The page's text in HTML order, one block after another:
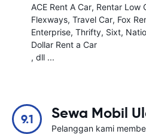
ACE Rent A Car Rentar Low
Flexways Travel Car Fox
Enterprise Thrifty Sixt
Dollar Rent a Car
, dll ...
9.1 Sewa Mobil
Pelanggan kami